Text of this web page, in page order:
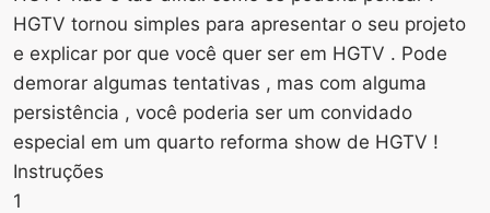
HGTV tornou simples para apresentar o seu projeto
e explicar por que você quer ser em HGTV . Pode
demorar algumas tentativas , mas com alguma
persistência , você poderia ser um convidado
especial em um quarto reforma show de HGTV !
Instruções
1